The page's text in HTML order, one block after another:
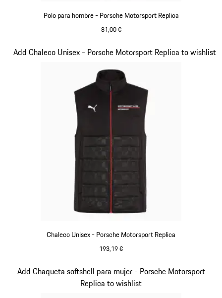
Polo para hombre - Porsche Motorsport Replica
81,00 €
Chaleco Unisex - Porsche Motorsport Replica
193,19 €
Add Chaleco Unisex - Porsche Motorsport Replica to wishlist
Diapositiva 11 de 20
Add Chaqueta softshell para mujer - Porsche Motorsport
Replica to wishlist
Diapositiva 12 de 20